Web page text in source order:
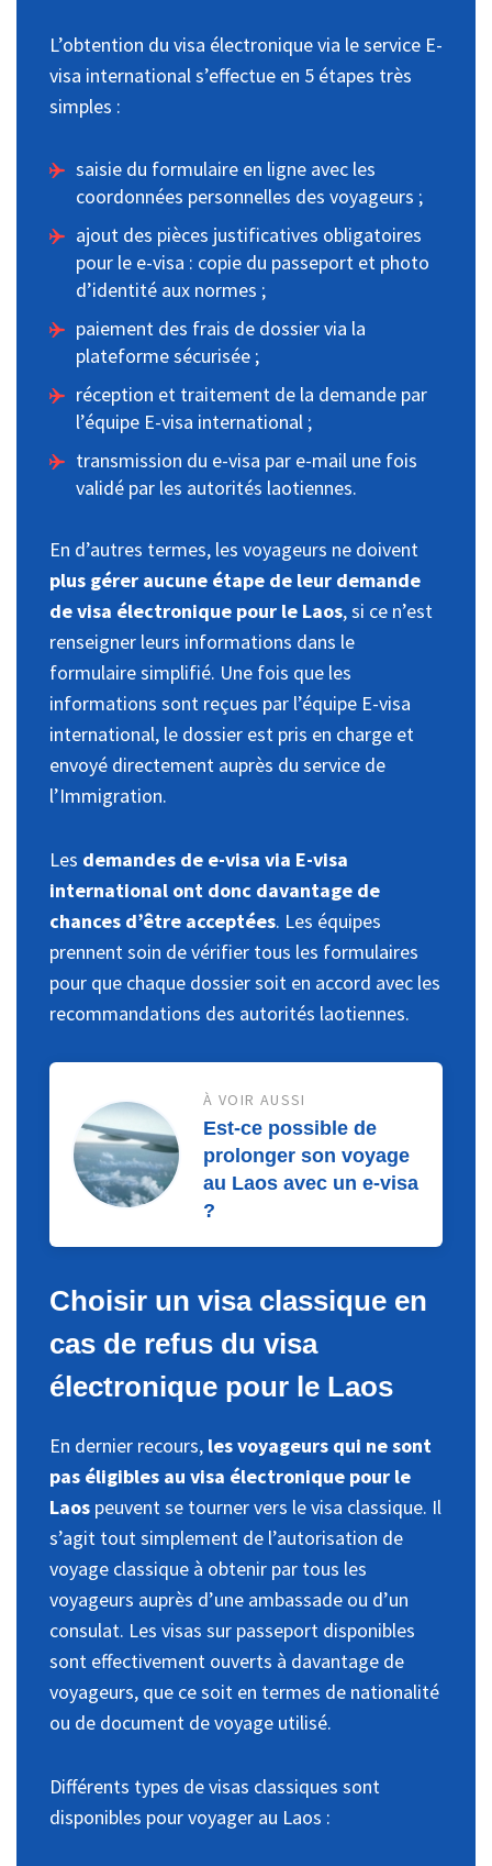
L’obtention du visa électronique via le service E-
visa international s’effectue en 5 étapes très
simples :
saisie du formulaire en ligne avec les
coordonnées personnelles des voyageurs ;
ajout des pièces justificatives obligatoires
pour le e-visa : copie du passeport et photo
d’identité aux normes ;
paiement des frais de dossier via la
plateforme sécurisée ;
réception et traitement de la demande par
l’équipe E-visa international ;
transmission du e-visa par e-mail une fois
validé par les autorités laotiennes.
En d’autres termes, les voyageurs ne doivent
plus gérer aucune étape de leur demande
de visa électronique pour le Laos, si ce n’est
renseigner leurs informations dans le
formulaire simplifié. Une fois que les
informations sont reçues par l’équipe E-visa
international, le dossier est pris en charge et
envoyé directement auprès du service de
l’Immigration.
Les demandes de e-visa via E-visa
international ont donc davantage de
chances d’être acceptées. Les équipes
prennent soin de vérifier tous les formulaires
pour que chaque dossier soit en accord avec les
recommandations des autorités laotiennes.
À VOIR AUSSI
Est-ce possible de
prolonger son voyage
au Laos avec un e-visa
?
Choisir un visa classique en
cas de refus du visa
électronique pour le Laos
En dernier recours, les voyageurs qui ne sont
pas éligibles au visa électronique pour le
Laos peuvent se tourner vers le visa classique. Il
s’agit tout simplement de l’autorisation de
voyage classique à obtenir par tous les
voyageurs auprès d’une ambassade ou d’un
consulat. Les visas sur passeport disponibles
sont effectivement ouverts à davantage de
voyageurs, que ce soit en termes de nationalité
ou de document de voyage utilisé.
Différents types de visas classiques sont
disponibles pour voyager au Laos :